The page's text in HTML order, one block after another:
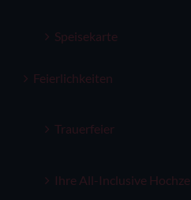
Speisekarte
Feierlichkeiten
Trauerfeier
Ihre All-Inclusive